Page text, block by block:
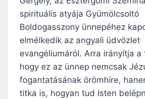
spirituális atyája Gyümölcsoltó
Boldogasszony ünnepéhez
elmélkedik az angyali üdvözlet
evangéliumáról. Arra irányítja a
hogy ez az ünnep nemcsak
fogantatásának örömhíre,
titka is, hogyan tud Isten